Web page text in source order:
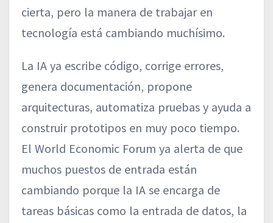
cierta, pero la manera de trabajar en
tecnología está cambiando muchísimo.
La IA ya escribe código, corrige errores,
genera documentación, propone
arquitecturas, automatiza pruebas y ayuda a
construir prototipos en muy poco tiempo.
El World Economic Forum ya alerta de que
muchos puestos de entrada están
cambiando porque la IA se encarga de
tareas básicas como la entrada de datos, la